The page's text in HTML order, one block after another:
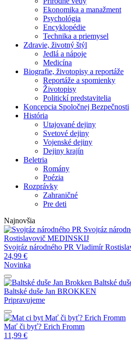
Ekonomika a manažment
Psychológia
Encyklopédie
Technika a priemysel
Zdravie, životný štýl
Jedlá a nápoje
Medicína
Biografie, životopisy a reportáže
Reportáže a spomienky
Životopisy
Politickí predstavitelia
Koncepcia Spoločnej Bezpečnosti
História
Utajované dejiny
Svetové dejiny
Vojenské dejiny
Dejiny krajín
Beletria
Romány
Poézia
Rozprávky
Zahraničné
Pre deti
Najnovšia
Svojráz
Rostislavovič MEDINSKIJ
Svojráz národného PR Vladimír
24,99 €
Novinka
Baltské
Baltské duše Jan BROKKEN
Pripravujeme
Mať či byť? Erich Fromm
Mať či byť? Erich Fromm
11,99 €